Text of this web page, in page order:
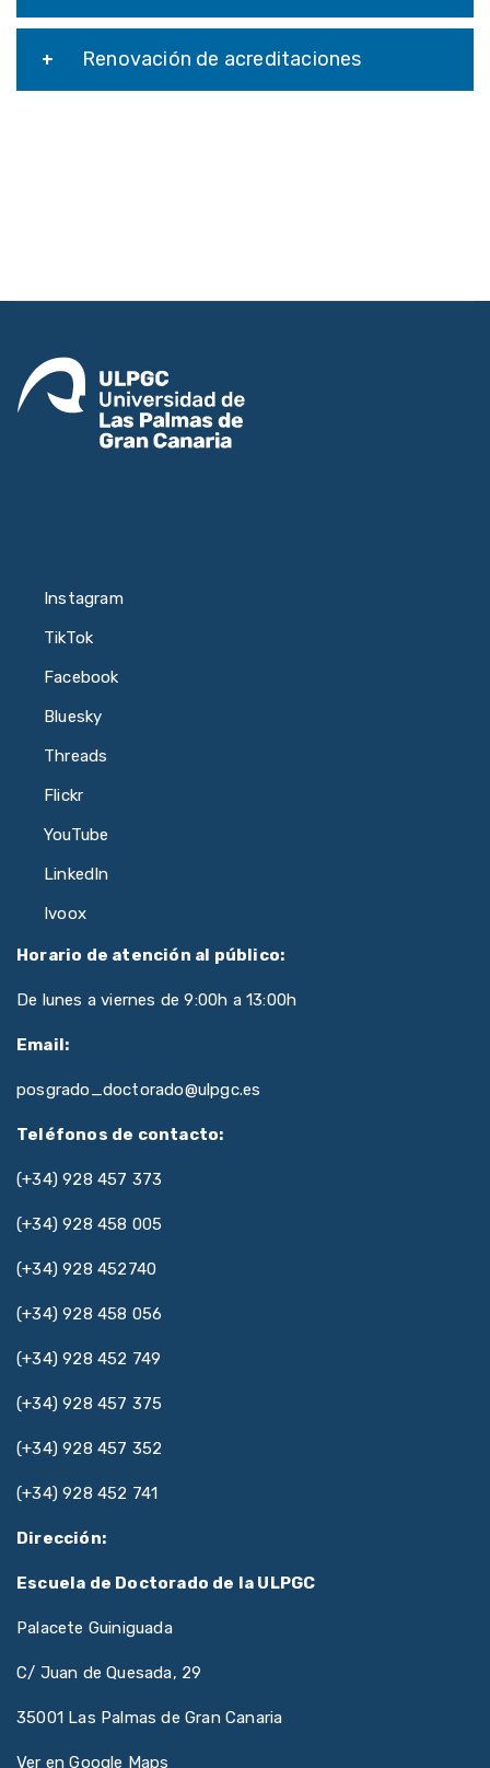
Renovación de acreditaciones
Instagram
TikTok
Facebook
Bluesky
Threads
Flickr
YouTube
LinkedIn
Ivoox
Horario de atención al público:
De lunes a viernes de 9:00h a 13:00h
Email:
posgrado_doctorado@ulpgc.es
Teléfonos de contacto:
(+34) 928 457 373
(+34) 928 458 005
(+34) 928 452740
(+34) 928 458 056
(+34) 928 452 749
(+34) 928 457 375
(+34) 928 457 352
(+34) 928 452 741
Dirección:
Escuela de Doctorado de la ULPGC
Palacete Guiniguada
C/ Juan de Quesada, 29
35001 Las Palmas de Gran Canaria
Ver en Google Maps